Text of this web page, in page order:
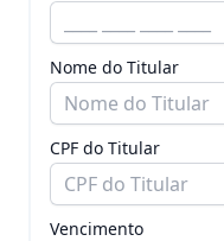
Nome do Titular
CPF do Titular
Vencimento